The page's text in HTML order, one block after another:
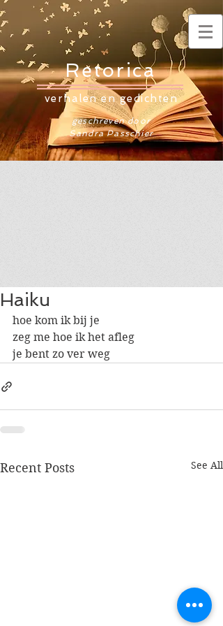
Retorica
verhalen en gedichten
geschreven door
Sandra Passchier
Haiku
hoe kom ik bij je
zeg me hoe ik het afleg
je bent zo ver weg
Recent Posts See All